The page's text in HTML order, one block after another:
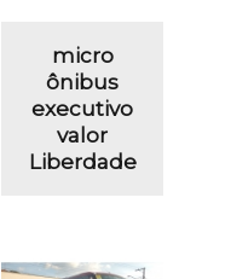
micro
ônibus
executivo
valor
Liberdade